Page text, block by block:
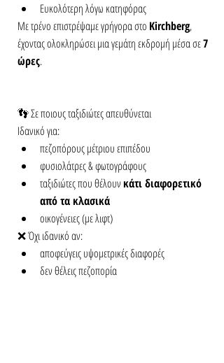
Ευκολότερη λόγω κατηφόρας
Με τρένο επιστρέψαμε γρήγορα στο Kirchberg,
έχοντας ολοκληρώσει μια γεμάτη εκδρομή μέσα σε 7
ώρες.
👣 Σε ποιους ταξιδιώτες απευθύνεται
Ιδανικό για:
πεζοπόρους μέτριου επιπέδου
φυσιολάτρες & φωτογράφους
ταξιδιώτες που θέλουν κάτι διαφορετικό
από τα κλασικά
οικογένειες (με λιφτ)
❌ Όχι ιδανικό αν:
αποφεύγεις υψομετρικές διαφορές
δεν θέλεις πεζοπορία